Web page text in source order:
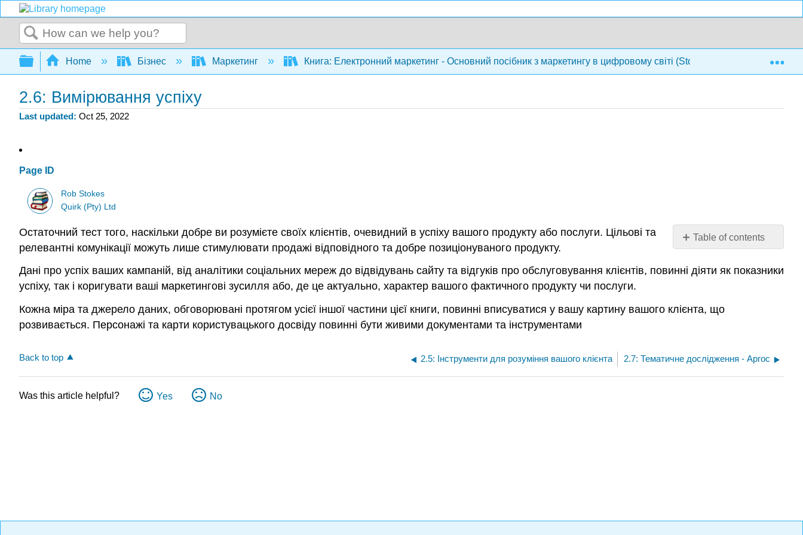
Search
Expand/collapse global hierarchy
Home Бізнес Маркетинг Книга: Електронний маркетинг - Основний посібник з маркетингу в цифровому світі (Stokes) 2:
2.6: Вимірювання успіху
Last updated Oct 25, 2022
Page ID
Rob Stokes
Quirk (Pty) Ltd
Table of contents
No
Остаточний тест того, наскільки добре ви розумієте своїх клієнтів, очевидний в успіху вашого продукту або послуги. Цільові та
релевантні комунікації можуть лише стимулювати продажі відповідного та добре позиціонуваного продукту.
Дані про успіх ваших кампаній, від аналітики соціальних мереж до відвідувань сайту та відгуків про обслуговування клієнтів, повинні діяти як показники
успіху, так і коригувати ваші маркетингові зусилля або, де це актуально, характер вашого фактичного продукту чи послуги.
Кожна міра та джерело даних, обговорювані протягом усієї іншої частини цієї книги, повинні вписуватися у вашу картину вашого клієнта, що
розвивається. Персонажі та карти користувацького досвіду повинні бути живими документами та інструментами
Back to top 2.5: Інструменти для розуміння вашого клієнта 2.7: Тематичне дослідження - Аргос
Was this article helpful? Yes No